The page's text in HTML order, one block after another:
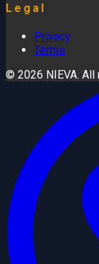
Legal
Privacy
Terms
© 2026 NIEVA. All